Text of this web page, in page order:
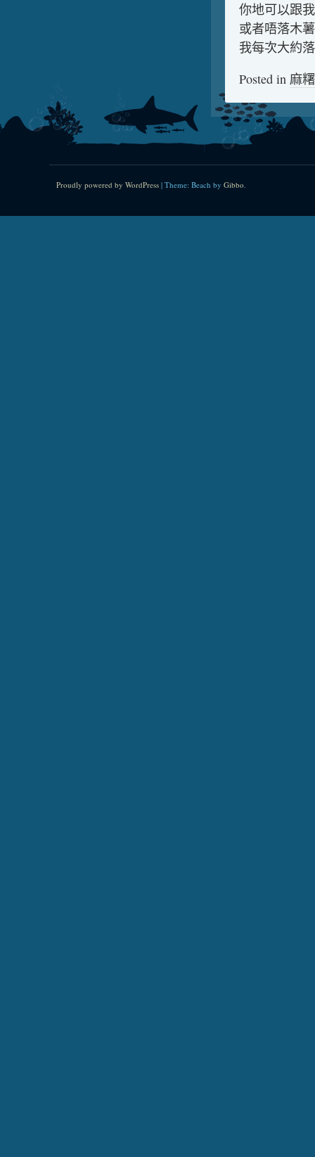
你地可以跟
或者唔落木
我每次大約
Posted in 麻糬
Proudly powered by WordPress | Theme: Beach by Gibbo.